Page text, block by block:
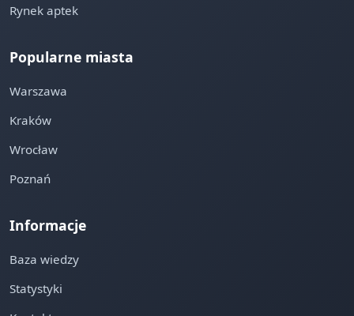
Rynek aptek
Popularne miasta
Warszawa
Kraków
Wrocław
Poznań
Informacje
Baza wiedzy
Statystyki